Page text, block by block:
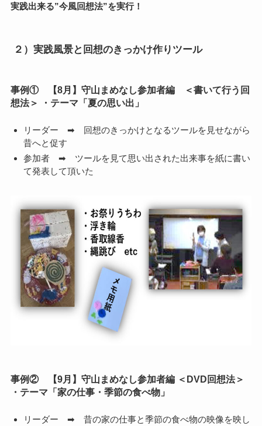
実践出来る”今風回想法”を実行！
２）実践風景と回想のきっかけ作りツール
事例① 【8月】守山まめなし参加者編 ＜書いて行う回
想法＞ ・テーマ「夏の思い出」
リーダー ➡ 回想のきっかけとなるツールを見せながら
昔へと促す
参加者 ➡ ツールを見て思い出された出来事を紙に書い
て発表して頂いた
事例②
【9月】守山まめなし参加者編 ＜DVD回想法＞
・テーマ「家の仕事・季節の食べ物」
リーダー ➡ 昔の家の仕事と季節の食べ物の映像を映し